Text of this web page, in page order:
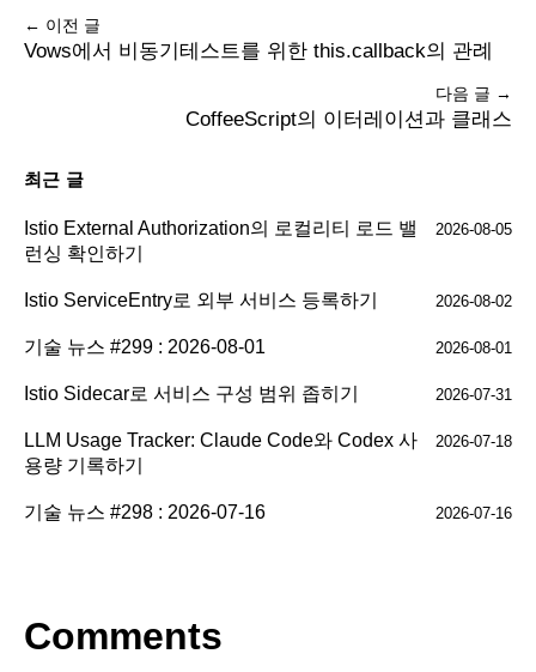
← 이전 글
Vows에서 비동기테스트를 위한 this.callback의 관례
다음 글 →
CoffeeScript의 이터레이션과 클래스
최근 글
Istio External Authorization의 로컬리티 로드 밸
런싱 확인하기
2026-08-05
Istio ServiceEntry로 외부 서비스 등록하기 2026-08-02
기술 뉴스 #299 : 2026-08-01 2026-08-01
Istio Sidecar로 서비스 구성 범위 좁히기 2026-07-31
LLM Usage Tracker: Claude Code와 Codex 사
용량 기록하기
2026-07-18
기술 뉴스 #298 : 2026-07-16 2026-07-16
Comments